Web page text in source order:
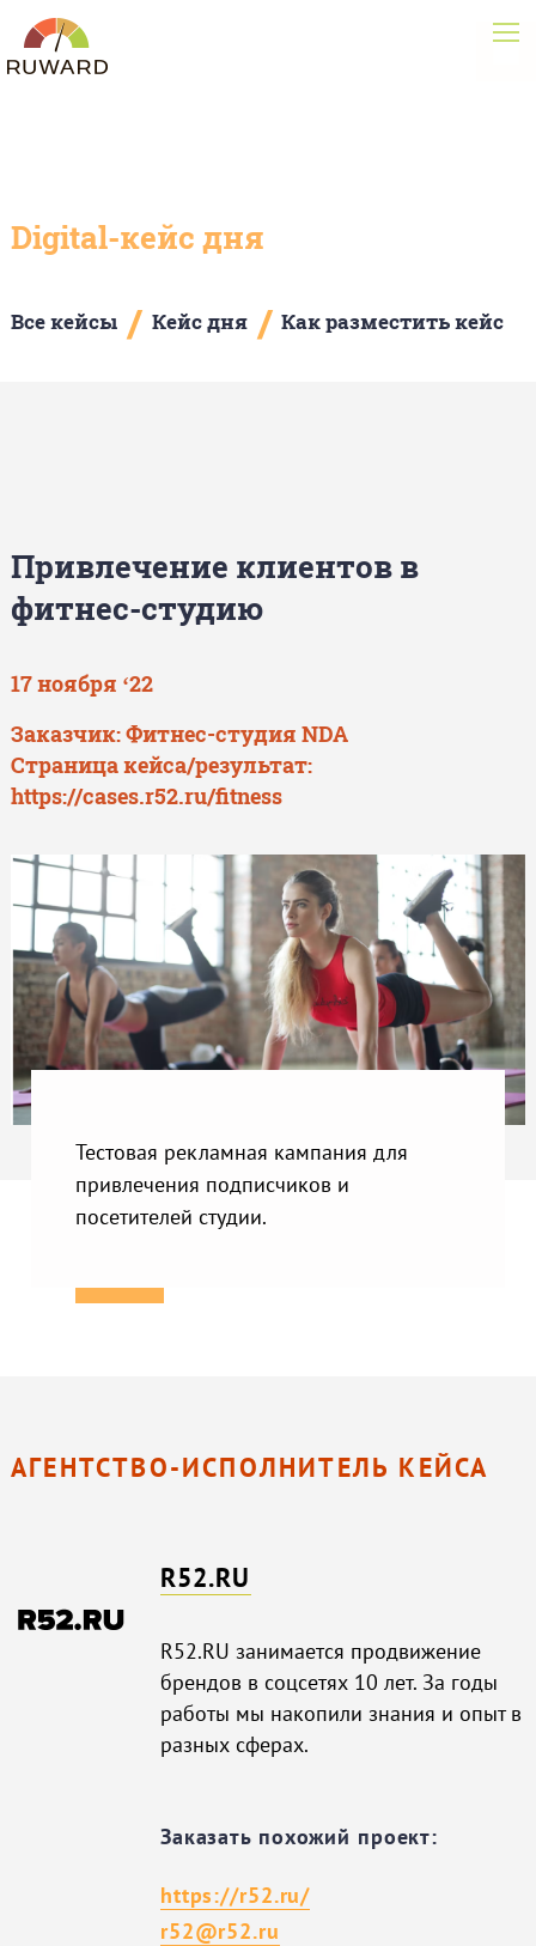
Digital-кейс дня
Все кейсы / Кейс дня / Как разместить кейс
Привлечение клиентов в
фитнес-студию
17 ноября ‘22
Заказчик: Фитнес-студия NDA
Страница кейса/результат:
https://cases.r52.ru/fitness
Тестовая рекламная кампания для
привлечения подписчиков и
посетителей студии.
АГЕНТСТВО-ИСПОЛНИТЕЛЬ КЕЙСА
R52.RU
R52.RU занимается продвижение
брендов в соцсетях 10 лет. За годы
работы мы накопили знания и опыт в
разных сферах.
Заказать похожий проект:
https://r52.ru/
r52@r52.ru